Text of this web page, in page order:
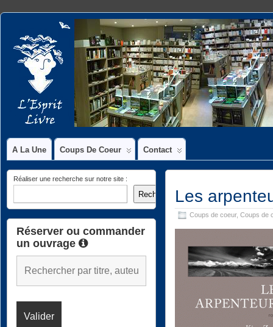
A La Une Coups De Coeur Contact
Les
Coups de coeur, Coups de
Réaliser une recherche sur notre site :
Rechercher
Réserver ou commander
un ouvrage